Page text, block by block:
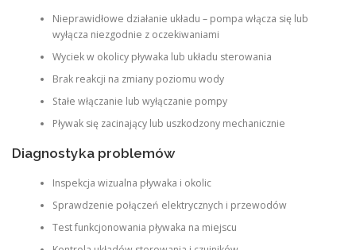
Nieprawidłowe działanie układu – pompa włącza się lub
wyłącza niezgodnie z oczekiwaniami
Wyciek w okolicy pływaka lub układu sterowania
Brak reakcji na zmiany poziomu wody
Stałe włączanie lub wyłączanie pompy
Pływak się zacinający lub uszkodzony mechanicznie
Diagnostyka problemów
Inspekcja wizualna pływaka i okolic
Sprawdzenie połączeń elektrycznych i przewodów
Test funkcjonowania pływaka na miejscu